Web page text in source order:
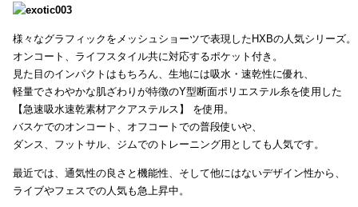
様々なグラフィックをメッシュショーツで表現したHXBの人気シリーズ。
オンコート、ライフスタイル共に対応するポケット付き。
見た目のインパクトはもちろん、生地には吸水・速乾性に優れ、
軽量でさわやかな肌ざわりが特徴のY型断面ポリエステル糸を使用した
【急速吸水速乾素材アクアステルス】 を使用。
バスケでのオンコート、オフコートでの普段使いや、
ダンス、フットサル、ジムでのトレーニング用としても人気です。
最近では、通気性の良さと機能性、そして他にはないデザイン性から、
ライブやフェスでの人気も急上昇中。